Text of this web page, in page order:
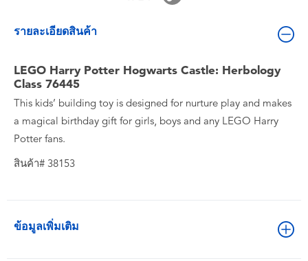
ตัวละครเพี่อการสะสม
รายละเอียดสินค้า
LEGO Harry Potter Hogwarts Castle: Herbology
Class 76445
This kids’ building toy is designed for nurture play and makes
a magical birthday gift for girls, boys and any LEGO Harry
Potter fans.
สินค้า# 38153
ข้อมูลเพิ่มเติม